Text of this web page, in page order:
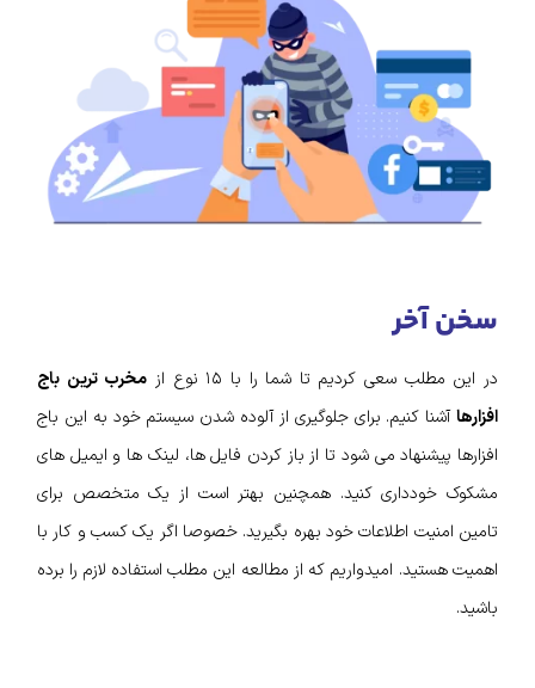
سخن آخر
در این مطلب سعی کردیم تا شما را با ۱۵ نوع از
مخرب ترین باج
افزارهاآشنا کنیم. برای جلوگیری از آلوده شدن سیستم خود به این باج
افزارها پیشنهاد می شود تا از باز کردن فایل ها، لینک ها و ایمیل های
مشکوک خودداری کنید. همچنین بهتر است از یک متخصص برای
تامین امنیت اطلاعات خود بهره بگیرید. خصوصا اگر یک کسب و کار با
اهمیت هستید. امیدواریم که از مطالعه این مطلب استفاده لازم را برده
باشید.